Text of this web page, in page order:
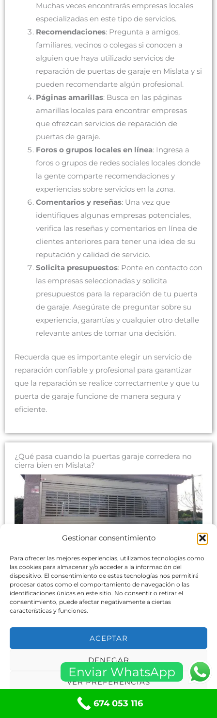
Gestionar consentimiento
Para ofrecer las mejores experiencias, utilizamos tecnologías como
las cookies para almacenar y/o acceder a la información del
dispositivo. El consentimiento de estas tecnologías nos permitirá
procesar datos como el comportamiento de navegación o las
identificaciones únicas en este sitio. No consentir o retirar el
consentimiento, puede afectar negativamente a ciertas
características y funciones.
ACEPTAR
DENEGAR
VER PREFERENCIAS
Política de cookiesPolíticas de privacidad
Muchas veces encontrarás empresas locales
especializadas en este tipo de servicios.
Recomendaciones: Pregunta a amigos,
familiares, vecinos o colegas si conocen a
alguien que haya utilizado servicios de
reparación de puertas de garaje en Mislata y si
pueden recomendarte algún profesional.
Páginas amarillas: Busca en las páginas
amarillas locales para encontrar empresas
que ofrezcan servicios de reparación de
puertas de garaje.
Foros o grupos locales en línea: Ingresa a
foros o grupos de redes sociales locales donde
la gente comparte recomendaciones y
experiencias sobre servicios en la zona.
Comentarios y reseñas: Una vez que
identifiques algunas empresas potenciales,
verifica las reseñas y comentarios en línea de
clientes anteriores para tener una idea de su
reputación y calidad de servicio.
Solicita presupuestos: Ponte en contacto con
las empresas seleccionadas y solicita
presupuestos para la reparación de tu puerta
de garaje. Asegúrate de preguntar sobre su
experiencia, garantías y cualquier otro detalle
relevante antes de tomar una decisión.
Recuerda que es importante elegir un servicio de
reparación confiable y profesional para garantizar
que la reparación se realice correctamente y que tu
puerta de garaje funcione de manera segura y
eficiente.
¿Qué pasa cuando la puertas garaje corredera no
cierra bien en Mislata?
bien en Mislata o en cualquier otra ubicación,
pueden surgir varias razones y consecuencias.
Algunos de los problemas comunes que pueden
causar este mal funcionamiento son:
Obstrucciones:Si hay objetos, escombros o
suciedad en las vías o en el mecanismo de la
puerta, puede evitar que la puerta se cierre
correctamente.
Desgaste y deterioro: Con el tiempo, las
piezas y componentes del sistema de
apertura y cierre pueden desgastarse, lo que
Enviar WhatsApp
674 053 116